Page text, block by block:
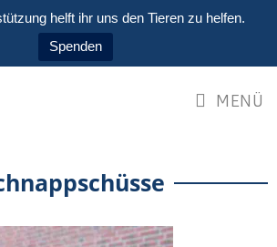
helft ihr uns den Tieren zu helfen.
Spenden
MENÜ